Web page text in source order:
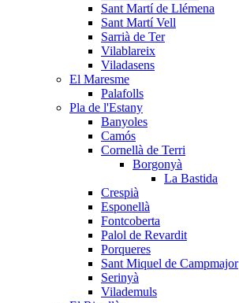
Sant Martí de Llémena
Sant Martí Vell
Sarrià de Ter
Vilablareix
Viladasens
El Maresme
Palafolls
Pla de l'Estany
Banyoles
Camós
Cornellà de Terri
Borgonyà
La Bastida
Crespià
Esponellà
Fontcoberta
Palol de Revardit
Porqueres
Sant Miquel de Campmajor
Serinyà
Vilademuls